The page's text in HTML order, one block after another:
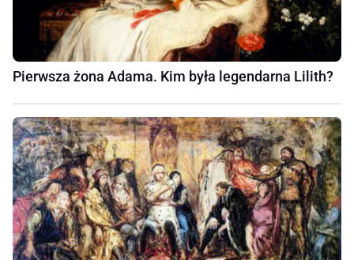
Pierwsza żona Adama. Kim była legendarna Lilith?